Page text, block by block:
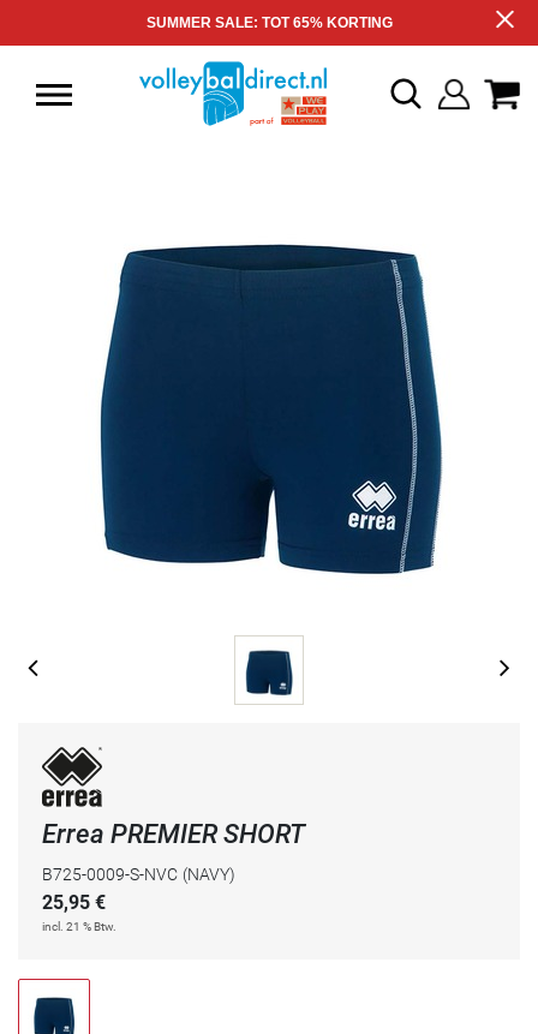
SUMMER SALE: TOT 65% KORTING
Errea PREMIER SHORT
B725-0009-S-NVC (NAVY)
25,95 €
incl. 21 % Btw.